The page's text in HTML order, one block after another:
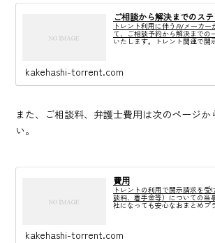
ご相談から解決までのス
トレント利用に伴うAVメーカ
て、ご相談予約から解決までの
いたします。トレント関連で開
kakehashi-torrent.com
また、ご相談料、弁護士費用は次のページか
い。
費用
トレントの利用で開示請求を受
談料、着手金等）についての当
社になっても安心なおまとめプ
す。
kakehashi-torrent.com